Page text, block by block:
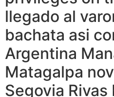
llegado al
bachata asi
Argentina
Matagalpa
Segovia